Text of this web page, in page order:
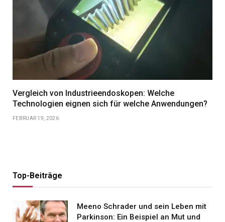
Vergleich von Industrieendoskopen: Welche
Technologien eignen sich für welche Anwendungen?
FEBRUAR 19, 2026
Top-Beiträge
Meeno Schrader und sein Leben mit
Parkinson: Ein Beispiel an Mut und